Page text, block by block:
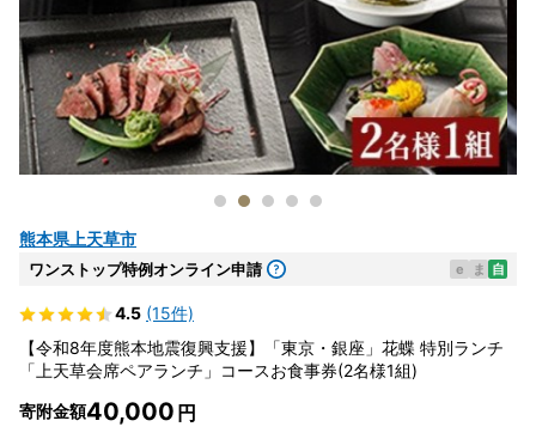
熊本県上天草市
ワンストップ特例オンライン申請 e ま 自
4.5 (15件)
【令和8年度熊本地震復興支援】「東京・銀座」花蝶 特別ランチ
「上天草会席ペアランチ」コースお食事券(2名様1組)
寄附金額40,000